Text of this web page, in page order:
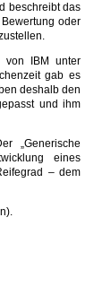
beschreibt das
oder
von IBM unter
gab es
deshalb den
und ihm
„Generische
eines
– dem